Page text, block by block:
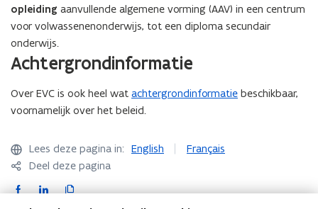
opleiding aanvullende algemene vorming (AAV) in een centrum
voor volwassenenonderwijs, tot een diploma secundair
onderwijs.
Achtergrondinformatie
Over EVC is ook heel wat achtergrondinformatie beschikbaar,
voornamelijk over het beleid.
Lees deze pagina in: English
Français
Deel deze pagina
F
L
K